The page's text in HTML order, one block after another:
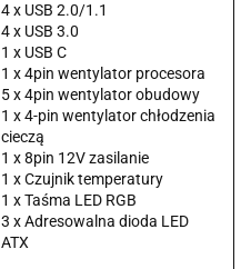
4 x USB 2.0/1.1
4 x USB 3.0
1 x USB C
1 x 4pin wentylator procesora
5 x 4pin wentylator obudowy
1 x 4-pin wentylator chłodzenia
cieczą
1 x 8pin 12V zasilanie
1 x Czujnik temperatury
1 x Taśma LED RGB
3 x Adresowalna dioda LED
ATX